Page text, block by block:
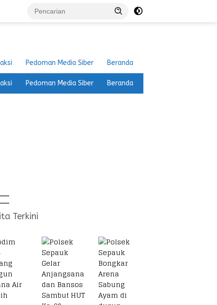
Pedoman Media Siber Beranda
Pedoman Media Siber Beranda
Terkini